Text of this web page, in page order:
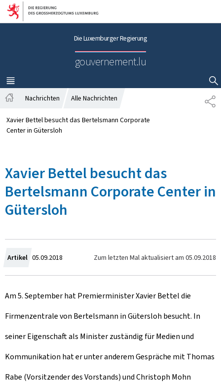
Zur Hauptnavigation
Zum Inhalt
Die Luxemburger Regierung
gouvernement.lu
MENÜ
HAUPT-
SUCHFLED ANZEIGEN / SCHLIESSEN
T
E
t
a
e
i
Nachrichten Alle Nachrichten
Xavier Bettel besucht das Bertelsmann Corporate
Center in Gütersloh
Xavier Bettel besucht das
Bertelsmann Corporate Center in
Gütersloh
Artikel Z
u
m
05.09.2018 Zum letzten Mal aktualisiert am 05.09.2018
Am 5. September hat Premierminister Xavier Bettel die
Firmenzentrale von Bertelsmann in Gütersloh besucht. In
seiner Eigenschaft als Minister zuständig für Medien und
Kommunikation hat er unter anderem Gespräche mit Thomas
Rabe (Vorsitzender des Vorstands) und Christoph Mohn